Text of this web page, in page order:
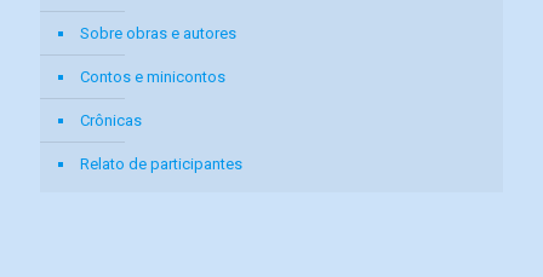
Sobre obras e autores
Contos e minicontos
Crônicas
Relato de participantes